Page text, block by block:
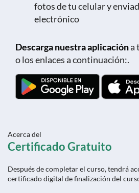
fotos de tu celular y
electrónico
Descarga nuestra aplicacióna
o los enlaces a continuación:.
Acerca del
Certificado Gratuito
Después de completar el curso, tendrá
certificado digital de finalización del